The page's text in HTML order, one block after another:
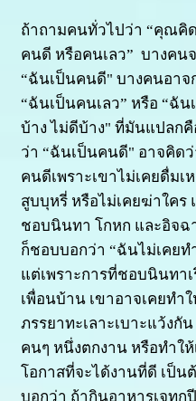
ถ้าถามคนทั่วไปว่า “คุณคิ
คนดี หรือคนเลว” บางคน
“ฉันเป็นคนดี" บางคนอาจ
“ฉันเป็นคนเลว” หรือ “ฉั
บ้าง ไม่ดีบ้าง" ที่มันแปลก
ว่า “ฉันเป็นคนดี" อาจคิดว่
คนดีเพราะเขาไม่เคยดื่มเ
สูบบุหรี่ หรือไม่เคยฆ่าใคร
ชอบนินทา โกหก และอิจ
ก็ชอบบอกว่า “ฉันไม่เคยท
แต่เพราะการที่ชอบนินทาเ
เพื่อนบ้าน เขาอาจเคยทำ
ภรรยาทะเลาะเบาะแว้งกั
คนๆ หนึ่งตกงาน หรือทำให้
โอกาสที่จะได้งานที่ดี เป็น
บอกว่า ถ้ากินอาหารเจทุก